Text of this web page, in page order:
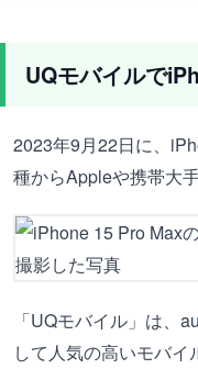
UQモバイルで
2023年9月22日に、
種からAppleや携帯大
「UQモバイル」は、
して人気の高いモバ